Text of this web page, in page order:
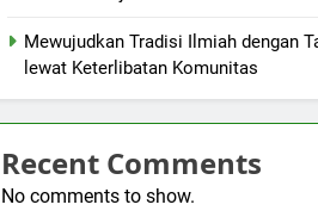
Mewujudkan Tradisi Ilmiah dengan
lewat Keterlibatan Komunitas
Recent Comments
No comments to show.